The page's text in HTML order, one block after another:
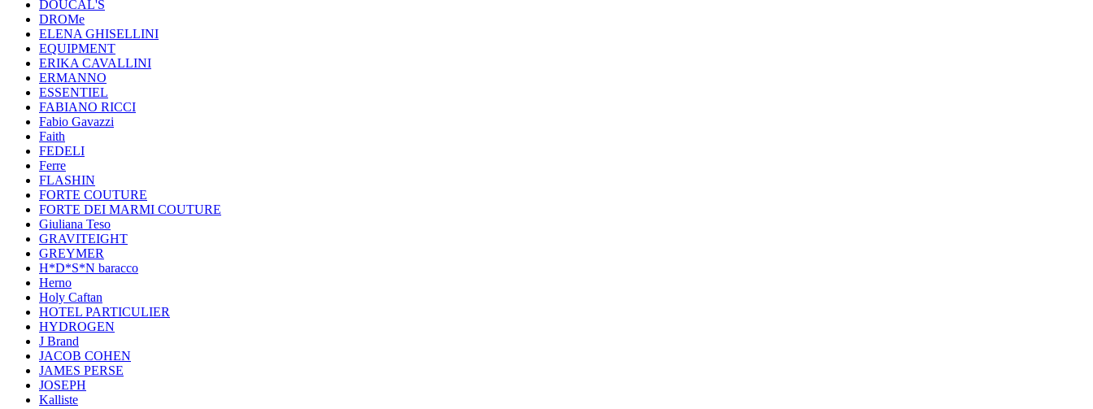
DOUCAL'S
DROMe
ELENA GHISELLINI
EQUIPMENT
ERIKA CAVALLINI
ERMANNO
ESSENTIEL
FABIANO RICCI
Fabio Gavazzi
Faith
FEDELI
Ferre
FLASHIN
FORTE COUTURE
FORTE DEI MARMI COUTURE
Giuliana Teso
GRAVITEIGHT
GREYMER
H*D*S*N baracco
Herno
Holy Caftan
HOTEL PARTICULIER
HYDROGEN
J Brand
JACOB COHEN
JAMES PERSE
JOSEPH
Kalliste